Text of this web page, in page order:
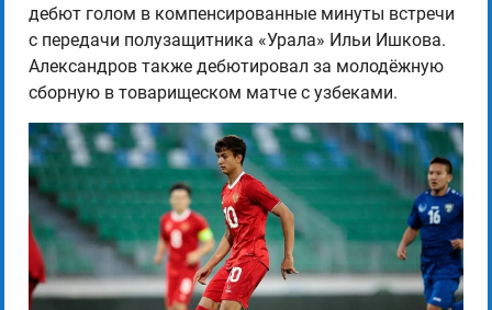
дебют голом в компенсированные минуты встречи
с передачи полузащитника «Урала» Ильи Ишкова.
Александров также дебютировал за молодёжную
сборную в товарищеском матче с узбеками.